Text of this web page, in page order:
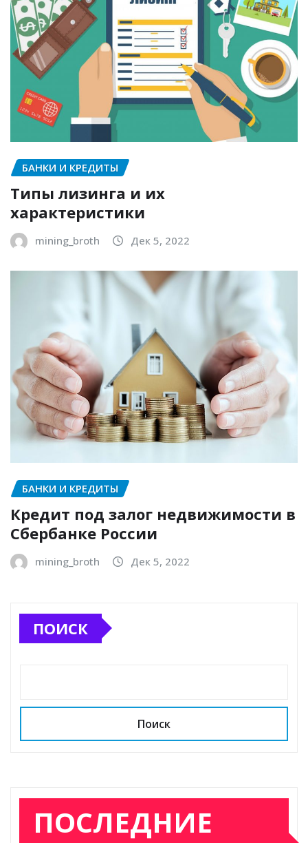
БАНКИ И КРЕДИТЫ
Типы лизинга и их
характеристики
mining_broth Дек 5, 2022
БАНКИ И КРЕДИТЫ
Кредит под залог недвижимости в
Сбербанке России
mining_broth Дек 5, 2022
ПОИСК
Поиск
ПОСЛЕДНИЕ